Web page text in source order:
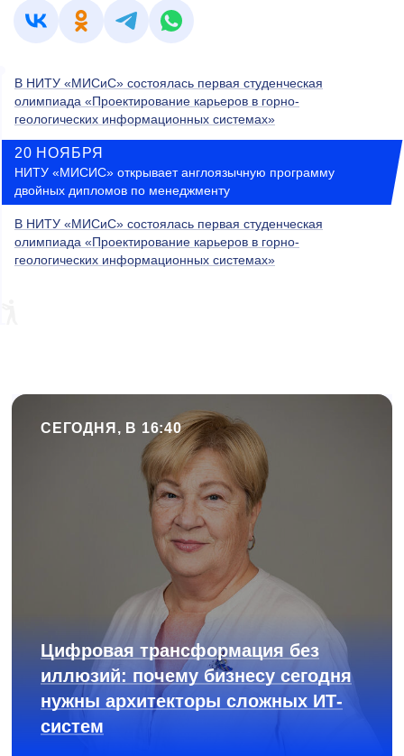
В НИТУ «МИСиС» состоялась первая студенческая
олимпиада «Проектирование карьеров в горно-
геологических информационных системах»
20 НОЯБРЯ
НИТУ «МИСИС» открывает англоязычную программу
двойных дипломов по менеджменту
В НИТУ «МИСиС» состоялась первая студенческая
олимпиада «Проектирование карьеров в горно-
геологических информационных системах»
СЕГОДНЯ, В 16:40
Цифровая трансформация без
иллюзий: почему бизнесу сегодня
нужны архитекторы сложных ИТ-
систем